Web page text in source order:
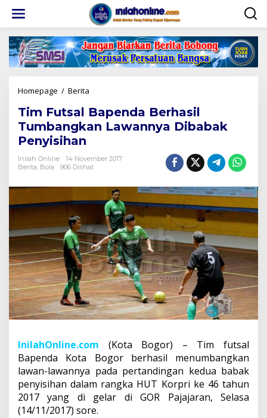
konten
Homepage / Berita
Bapenda
Berhasil
Tumbangkan
Dibabak
Penyisihan
Tim Futsal Bapenda Berhasil
Tumbangkan Lawannya Dibabak
Penyisihan
Inilah Online
14 November 2017
Berita Bola 906 Dilihat
InilahOnline.com (Kota Bogor) – Tim futsal
Bapenda Kota Bogor berhasil menumbangkan
lawan-lawannya pada pertandingan kedua babak
penyisihan dalam rangka HUT Korpri ke 46 tahun
2017 yang di gelar di GOR Pajajaran, Selasa
(14/11/2017) sore.